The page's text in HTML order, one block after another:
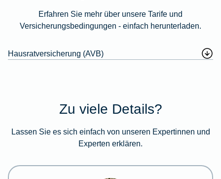
Erfahren Sie mehr über unsere Tarife und
Versicherungsbedingungen - einfach herunterladen.
Hausratversicherung (AVB)
Zu viele Details?
Lassen Sie es sich einfach von unseren Expertinnen und
Experten erklären.